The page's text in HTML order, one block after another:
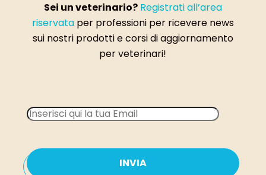
Sei un veterinario? Registrati all’area
riservataper professioni per ricevere news
sui nostri prodotti e corsi di aggiornamento
per veterinari!